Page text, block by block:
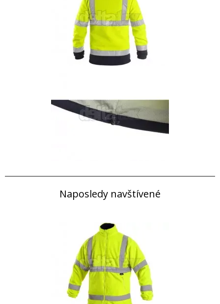
Naposledy navštívené